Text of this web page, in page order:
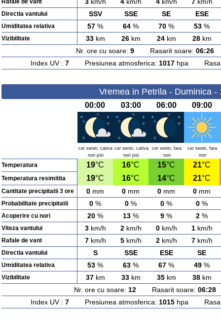
Rafale de vant
Directia vantului SSV SSE SE ESE
Umiditatea relativa 57 % 64 % 70 % 53 %
Vizibilitate 33km 26km 24km 28km
Nr. ore cu soare: 9Rasarit soare: 06:26
Index UV : 7Presiunea atmosferica: 1017hpa
Vremea in Petrila - Duminica -
00:00 03:00 06:00 09:00
cer senin, cativa
nori josi
cer senin, cativa
nori josi
cer senin, fara
nori
cer senin, fara
nori
Temperatura 19°C 16°C 15°C 21°C
Temperatura resimitita 19°C 16°C 14°C 21°C
Cantitate precipitatii 3 ore 0 mm 0 mm 0 mm 0 mm
Probabilitate precipitatii 0 % 0 % 0 % 0 %
Acoperire cu nori 20 % 13 % 9 % 2 %
Viteza vantului 3km/h 2km/h 0km/h 1km/h
Rafale de vant 7km/h 5km/h 2km/h 7km/h
Directia vantului S SSE ESE SE
Umiditatea relativa 53 % 63 % 67 % 49 %
Vizibilitate 37km 33km 35km 38km
Nr. ore cu soare: 12Rasarit soare: 06:28
Index UV : 7Presiunea atmosferica: 1015hpa